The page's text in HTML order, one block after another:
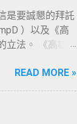
是要誠懇的拜託
）以及《高
法。 《高雄
完成提案；《高
次公聽會（會
召開第二次公
鴻議員完成提
READ MORE »